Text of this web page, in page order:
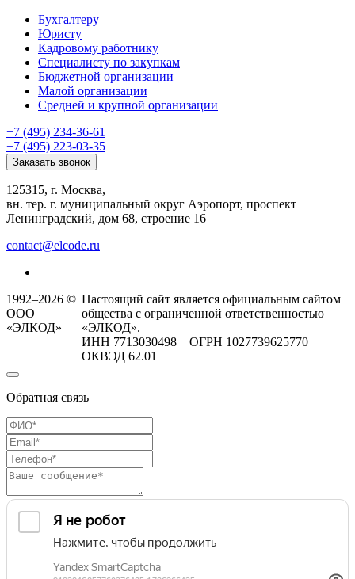
Бухгалтеру
Юристу
Кадровому работнику
Специалисту по закупкам
Бюджетной организации
Малой организации
Средней и крупной организации
+7 (495) 234-36-61
+7 (495) 223-03-35
Заказать звонок
125315, г. Москва,
вн. тер. г. муниципальный округ Аэропорт, проспект
Ленинградский, дом 68, строение 16
contact@elcode.ru
1992–2026 ©
ООО
«ЭЛКОД»
Настоящий сайт является официальным сайтом
общества с ограниченной ответственностью
«ЭЛКОД».
ИНН 7713030498 ОГРН 1027739625770
ОКВЭД 62.01
Обратная связь